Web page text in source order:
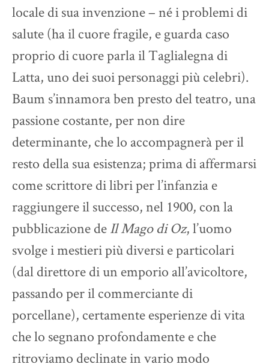
locale di sua invenzione – né i problemi di
salute (ha il cuore fragile, e guarda caso
proprio di cuore parla il Taglialegna di
Latta, uno dei suoi personaggi più celebri).
Baum s’innamora ben presto del teatro, una
passione costante, per non dire
determinante, che lo accompagnerà per il
resto della sua esistenza; prima di affermarsi
come scrittore di libri per l’infanzia e
raggiungere il successo, nel 1900, con la
pubblicazione deIl Mago di Oz, l’uomo
svolge i mestieri più diversi e particolari
(dal direttore di un emporio all’avicoltore,
passando per il commerciante di
porcellane), certamente esperienze di vita
che lo segnano profondamente e che
ritroviamo declinate in vario modo